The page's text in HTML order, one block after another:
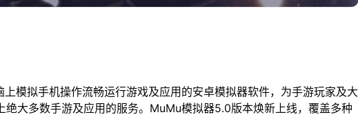
模拟手机操作流畅运行游戏及应用的安卓模拟器软件，为手游玩家及大
绝大多数手游及应用的服务。MuMu模拟器5.0版本焕新上线，覆盖多种